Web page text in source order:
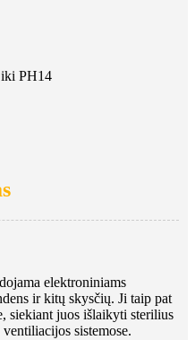
iki PH14
elektroniniams
ir kitų skysčių. Ji taip pat
siekiant juos išlaikyti sterilius
sistemose.